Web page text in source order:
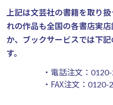
上記は文芸社の書籍を取り
れの作品も全国の各書店実
か、ブックサービスでは下
す。
・電話注文：
・FAX注文： 0120-